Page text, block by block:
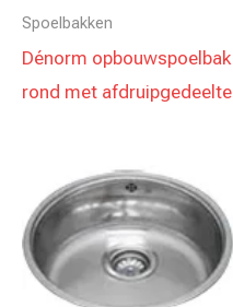
Spoelbakken
Dénorm opbouwspoelbak
rond met afdruipgedeelte